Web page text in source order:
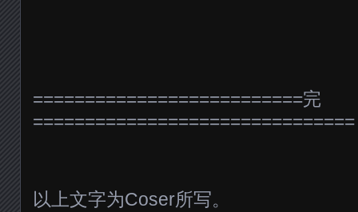
==========================完
===============================
以上文字为Coser所写。